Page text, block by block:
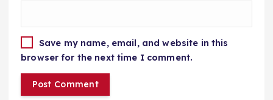
Save my name, email, and website in this
browser for the next time I comment.